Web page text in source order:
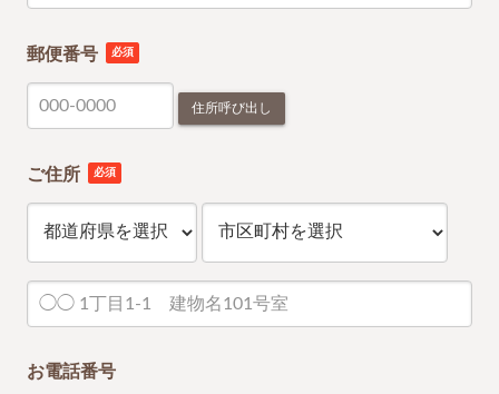
郵便番号 必須
住所呼び出し
ご住所 必須
お電話番号